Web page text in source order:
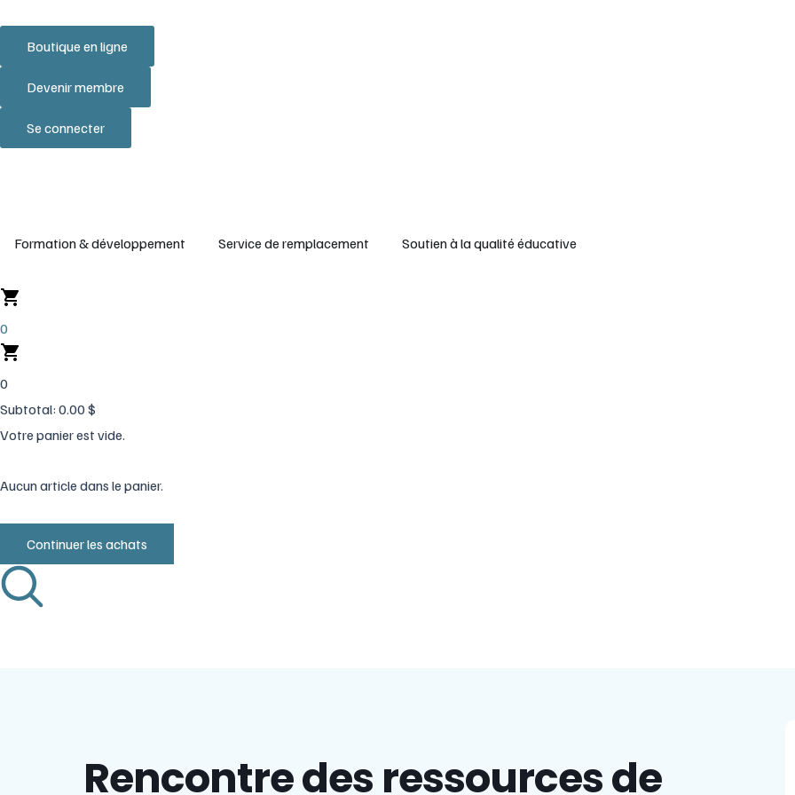
contenu
Boutique en ligne
Devenir membre
Se connecter
Formation & développement Ouvrir Formation & développement
Service de remplacement Ouvrir Service de remplacement
Soutien à la qualité éducative
0
0
Subtotal: 0.00$
Votre panier est vide.
Aucun article dans le panier.
Continuer les achats
Rencontre des ressources de